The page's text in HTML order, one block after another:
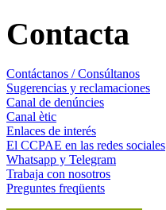
Contacta
Contáctanos / Consúltanos
Sugerencias y reclamaciones
Canal de denúncies
Canal ètic
Enlaces de interés
El CCPAE en las redes sociales
Whatsapp y Telegram
Trabaja con nosotros
Preguntes freqüents